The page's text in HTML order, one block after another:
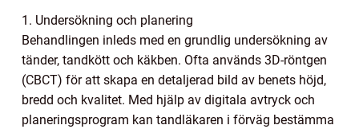
1. Undersökning och planering
Behandlingen inleds med en grundlig undersökning av
tänder, tandkött och käkben. Ofta används 3D-röntgen
(CBCT) för att skapa en detaljerad bild av benets höjd,
bredd och kvalitet. Med hjälp av digitala avtryck och
planeringsprogram kan tandläkaren i förväg bestämma